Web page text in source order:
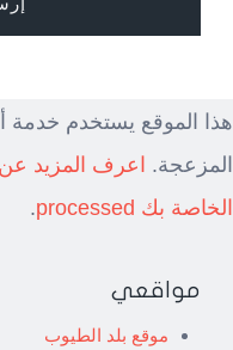
هذا الموقع يستخدم خدمة
المزعجة. اعرف المزيد عن
الخاصة بك processed
.
مواقعي
موقع بلد الطيوب